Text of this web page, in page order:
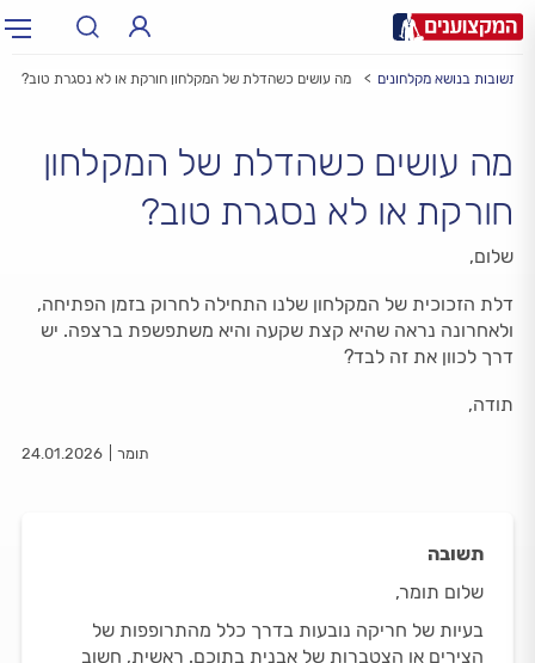
עיר: תל אביב, חיפה…
ותשובות בנושא מקלחונים מה עושים כשהדלת של המקלחון חורקת או לא נסגרת טוב?
מה עושים כשהדלת של המקלחון
חורקת או לא נסגרת טוב?
שלום,
דלת הזכוכית של המקלחון שלנו התחילה לחרוק בזמן הפתיחה,
ולאחרונה נראה שהיא קצת שקעה והיא משתפשפת ברצפה. יש
דרך לכוון את זה לבד?
תודה,
תומר 24.01.2026
תשובה
שלום תומר,
בעיות של חריקה נובעות בדרך כלל מהתרופפות של
הצירים או הצטברות של אבנית בתוכם. ראשית, חשוב